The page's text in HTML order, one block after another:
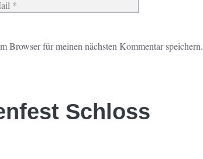
Browser für meinen nächsten Kommentar speichern.
Schloss